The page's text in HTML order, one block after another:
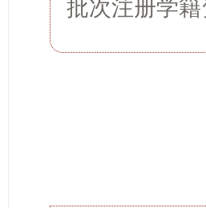
批次注册学籍